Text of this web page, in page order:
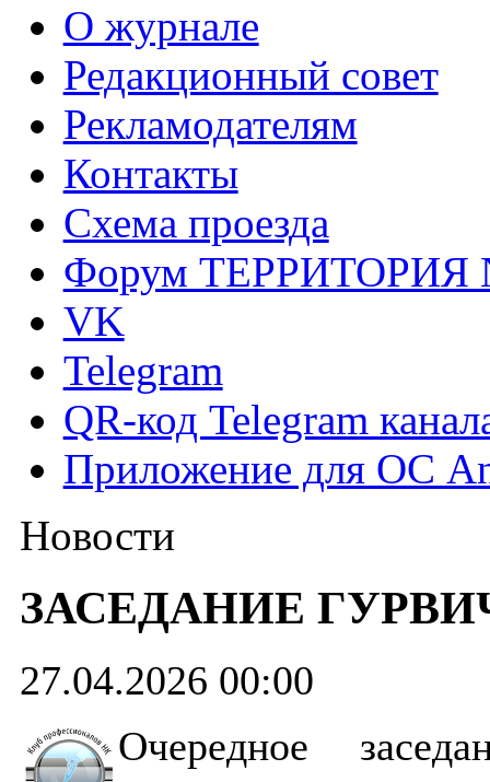
О журнале
Редакционный совет
Рекламодателям
Контакты
Схема проезда
Форум ТЕРРИТОРИЯ
VK
Telegram
QR-код Telegram
Приложение для ОС
Новости
ЗАСЕДАНИЕ
27.04.2026 00:00
Очередное